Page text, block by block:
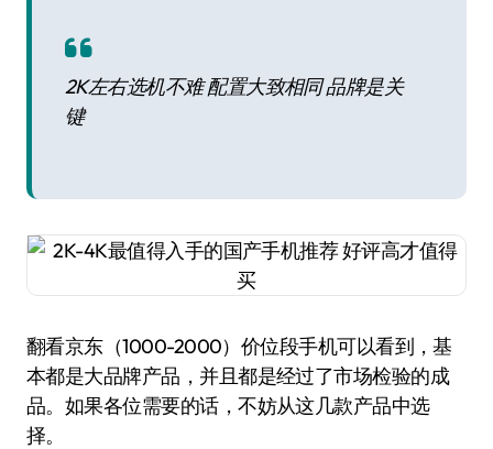
2K左右选机不难 配置大致相同 品牌是关
键
翻看京东（1000-2000）价位段手机可以看到，基
本都是大品牌产品，并且都是经过了市场检验的成
品。如果各位需要的话，不妨从这几款产品中选
择。